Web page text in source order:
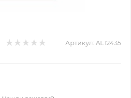
Артикул: AL12435